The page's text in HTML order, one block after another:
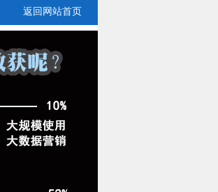
返回网站首页